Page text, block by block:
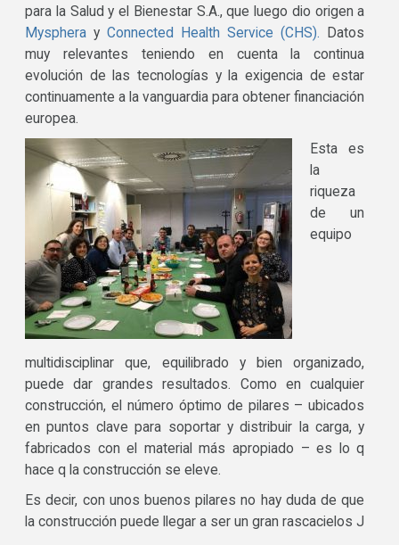
para la Salud y el Bienestar S.A., que luego dio origen a
Mysphera yConnected Health Service (CHS). Datos
muy relevantes teniendo en cuenta la continua
evolución de las tecnologías y la exigencia de estar
continuamente a la vanguardia para obtener financiación
europea.
Esta es
la
riqueza
de un
equipo
multidisciplinar que, equilibrado y bien organizado,
puede dar grandes resultados. Como en cualquier
construcción, el número óptimo de pilares – ubicados
en puntos clave para soportar y distribuir la carga, y
fabricados con el material más apropiado – es lo q
hace q la construcción se eleve.
Es decir, con unos buenos pilares no hay duda de que
la construcción puede llegar a ser un gran rascacielos J